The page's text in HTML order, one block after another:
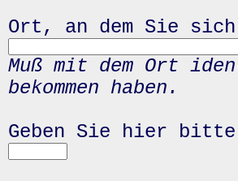
Ort, an dem Sie
Muß mit dem Ort
bekommen haben.
Geben Sie hier bitte